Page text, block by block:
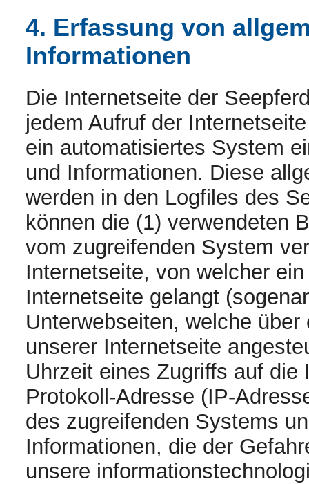
4. Erfassung von
Informationen
Die Internetseite der
jedem Aufruf der
ein automatisiertes System
und Informationen. Diese
werden in den Logfiles des
können die (1) verwendeten
vom zugreifenden System
Internetseite, von welcher
Internetseite gelangt
Unterwebseiten, welche
unserer Internetseite
Uhrzeit eines Zugriffs auf
Protokoll-Adresse (IP-
des zugreifenden Systems
Informationen, die der
unsere